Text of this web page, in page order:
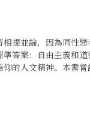
提並論，因為同性
答案：自由主義和
的人文精神。本書